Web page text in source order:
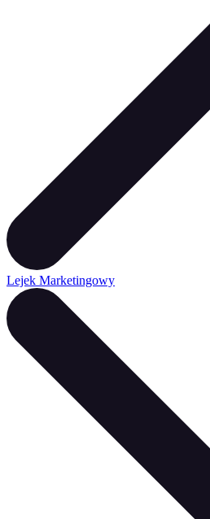
Lejek Marketingowy